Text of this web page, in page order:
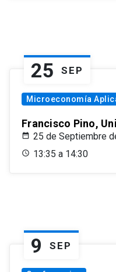
25 SEP
Microeconomía
Francisco Pino,
25 de Septiembre
13:35 a 14:30
9 SEP